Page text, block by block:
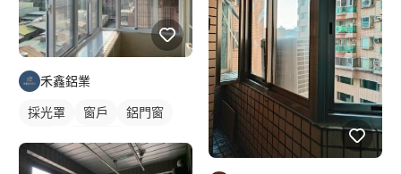
禾鑫鋁業
採光罩 窗戶
鋁門窗